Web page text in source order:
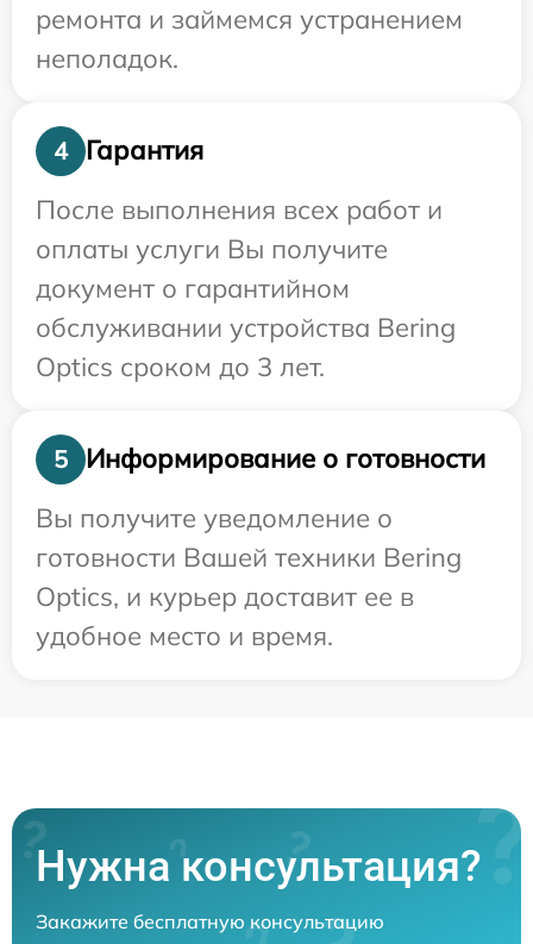
ремонта и займемся устранением
неполадок.
4
Гарантия
После выполнения всех работ и
оплаты услуги Вы получите
документ о гарантийном
обслуживании устройства Bering
Optics сроком до 3 лет.
5
Информирование о готовности
Вы получите уведомление о
готовности Вашей техники Bering
Optics, и курьер доставит ее в
удобное место и время.
Нужна консультация?
Закажите бесплатную консультацию